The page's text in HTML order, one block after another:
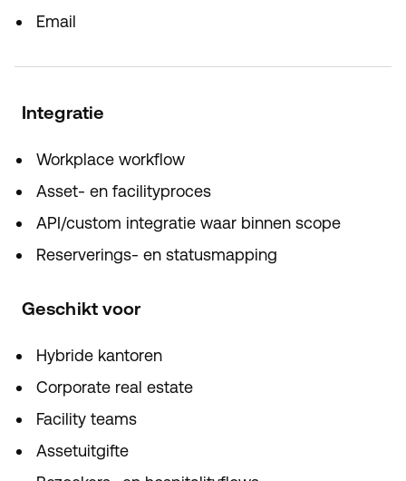
Email
Integratie
Workplace workflow
Asset- en facilityproces
API/custom integratie waar binnen scope
Reserverings- en statusmapping
Geschikt voor
Hybride kantoren
Corporate real estate
Facility teams
Assetuitgifte